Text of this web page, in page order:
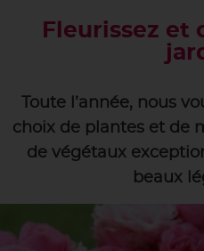
Fleurissez et
Toute l’année, nous
choix de plantes et de
de végétaux
beaux